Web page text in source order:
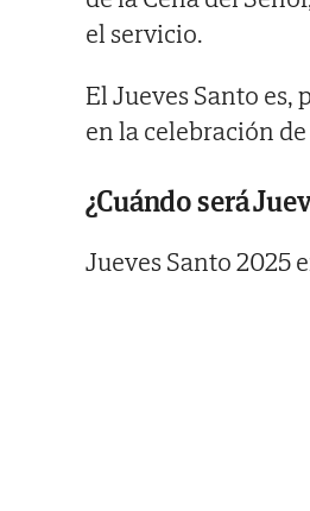
el servicio.
El Jueves Santo
en la celebración
¿Cuándo será
Jueves Santo 2025